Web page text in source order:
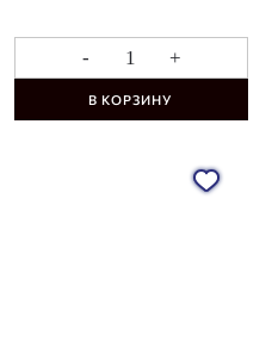
- +
В КОРЗИНУ